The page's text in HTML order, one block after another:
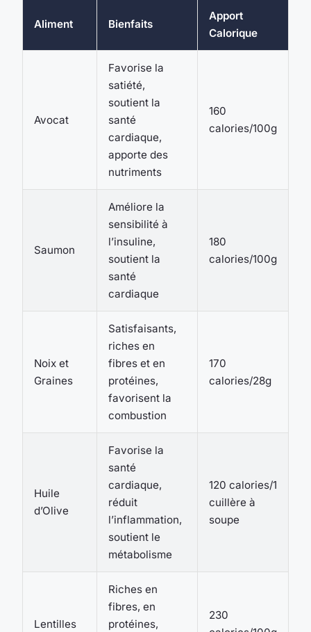
Aliment Bienfaits
Apport
Calorique
Avocat
Favorise la
satiété,
soutient la
santé
cardiaque,
apporte des
nutriments
160
calories/100g
Saumon
Améliore la
sensibilité à
l’insuline,
soutient la
santé
cardiaque
180
calories/100g
Noix et
Graines
Satisfaisants,
riches en
fibres et en
protéines,
favorisent la
combustion
170
calories/28g
Huile
d’Olive
Favorise la
santé
cardiaque,
réduit
l’inflammation,
soutient le
métabolisme
120 calories/1
cuillère à
soupe
Lentilles
Riches en
fibres, en
protéines,
230